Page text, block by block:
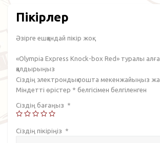
Пікірлер
Әзірге ешқандай пікір жоқ.
«Olympia Express Knock-box Red» туралы
қалдырыңыз
Сіздің электрондық пошта мекенжайыңыз
Міндетті өрістер * белгісімен белгіленген
Сіздің бағаңыз *
Сіздің пікіріңіз *